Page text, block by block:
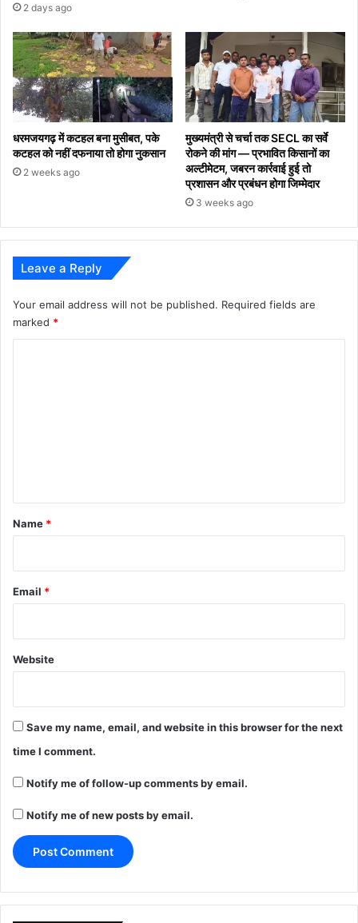
2 days ago
धरमजयगढ़ में कटहल बना मुसीबत, पके
कटहल को नहीं दफनाया तो होगा नुकसान
2 weeks ago
मुख्यमंत्री से चर्चा तक SECL का सर्वे
रोकने की मांग — प्रभावित किसानों का
अल्टीमेटम, जबरन कार्रवाई हुई तो
प्रशासन और प्रबंधन होगा जिम्मेदार
3 weeks ago
Leave a Reply
Your email address will not be published. Required fields are
marked *
*
Name *
Email *
Website
Save my name, email, and website in this browser for the next
time I comment.
Notify me of follow-up comments by email.
Notify me of new posts by email.